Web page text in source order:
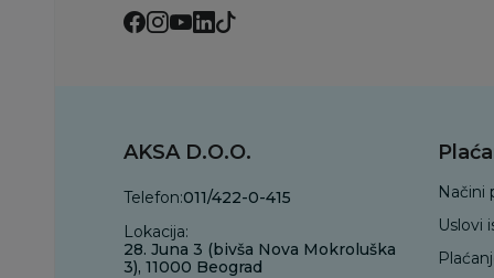
AKSA D.O.O.
Telefon:011/422-0-415
Lokacija:
28. Juna 3 (bivša Nova Mokroluška
3), 11000 Beograd
Načini
Uslovi